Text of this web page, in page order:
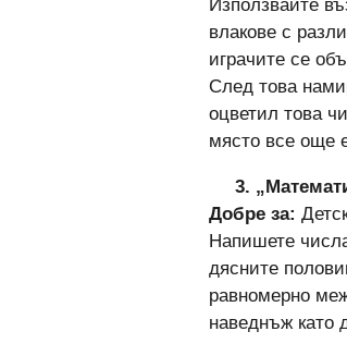
Използвайте
влакове с
играчите се
След това
оцветил това
място все още
3.
Добре за:
Напишете
дясните
равномерно
наведнъж като